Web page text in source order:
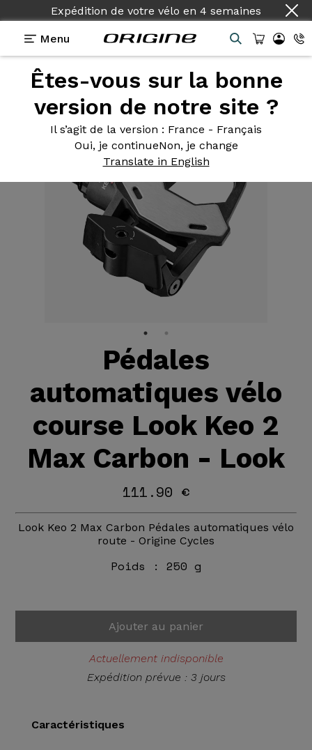
Expédition de votre vélo en 4 semaines
Menu
Êtes-vous sur la bonne
version de notre site ?
Il s’agit de la version : France - Français
Oui, je continueNon, je change
Translate in English
Equipements>Pédales >Keo 2 Max Carbone
Pédales
automatiques vélo
course Look Keo 2
Max Carbon - Look
111.90 €
Look Keo 2 Max Carbon Pédales automatiques vélo
route - Origine Cycles
Poids : 250 g
Ajouter au panier
Actuellement indisponible
Expédition prévue : 3 jours
Caractéristiques